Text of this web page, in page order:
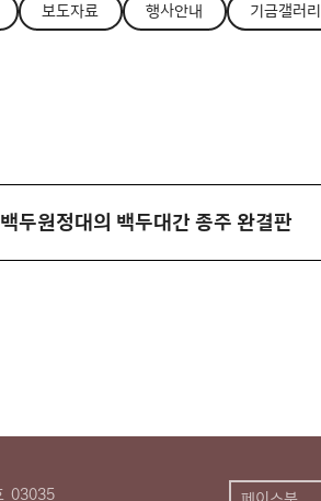
보도자료 행사안내 기금갤러리
두원정대의 백두대간 종주 완결판
03035